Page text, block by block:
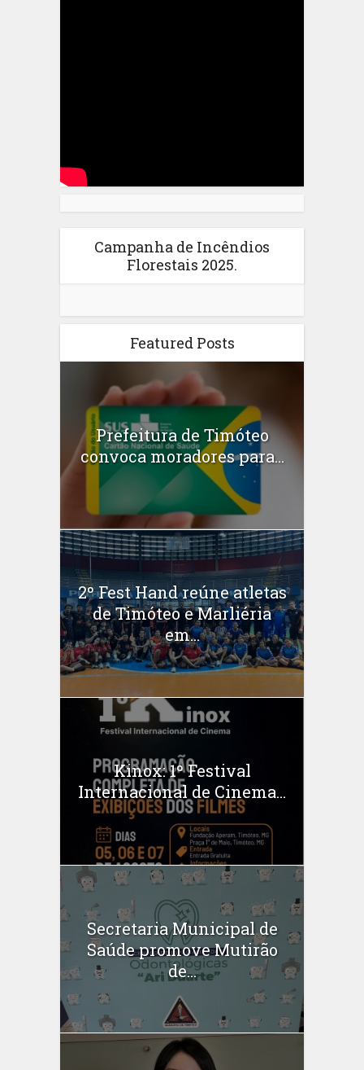
Campanha de Incêndios
Florestais 2025.
Featured Posts
Prefeitura de Timóteo
convoca moradores para...
2º Fest Hand reúne atletas
de Timóteo e Marliéria
em...
Kinox: 1º Festival
Internacional de Cinema...
Secretaria Municipal de
Saúde promove Mutirão
de...